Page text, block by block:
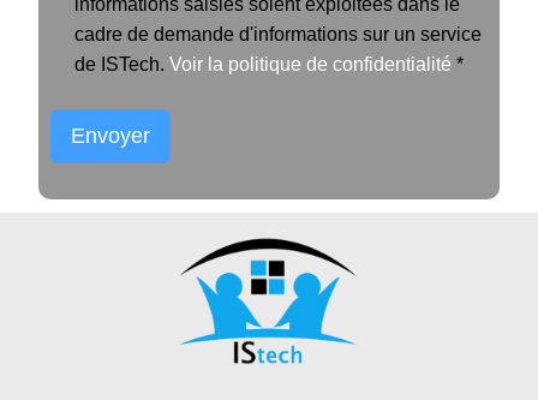
informations saisies soient exploitées dans le
cadre de demande d'informations sur un service
de ISTech. Voir la politique de confidentialité *
Envoyer
Alternative: